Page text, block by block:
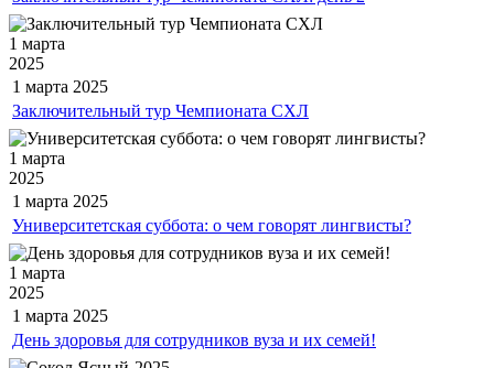
1 марта
2025
1 марта 2025
Заключительный тур Чемпионата СХЛ
1 марта
2025
1 марта 2025
Университетская суббота: о чем говорят лингвисты?
1 марта
2025
1 марта 2025
День здоровья для сотрудников вуза и их семей!